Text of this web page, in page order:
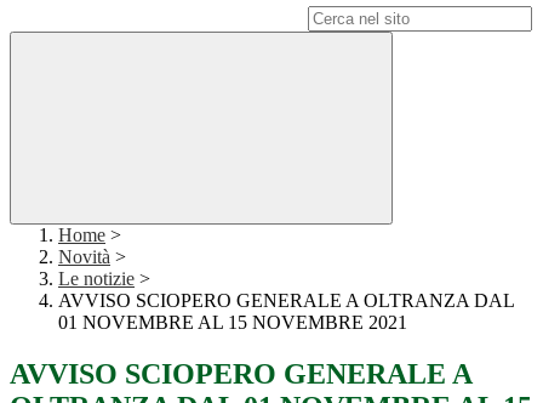
Home >
Novità >
Le notizie >
AVVISO SCIOPERO GENERALE A OLTRANZA DAL
01 NOVEMBRE AL 15 NOVEMBRE 2021
AVVISO SCIOPERO GENERALE A